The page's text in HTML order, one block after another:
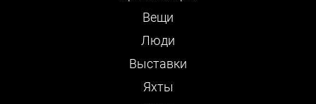
Вещи
Люди
Выставки
Яхты